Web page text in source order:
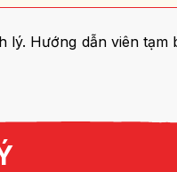
Hướng dẫn viên